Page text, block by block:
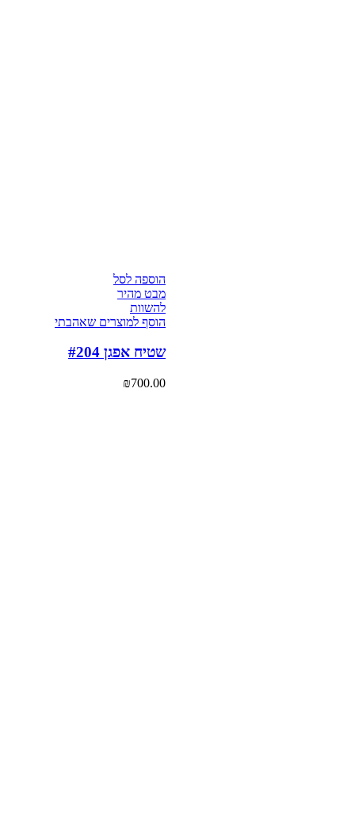
הוספה לסל
מבט מהיר
להשוות
הוסף למוצרים שאהבתי
שטיח אפגן #204
₪700.00